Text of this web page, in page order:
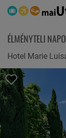
ÉLMÉNYTELI
Hotel Marie